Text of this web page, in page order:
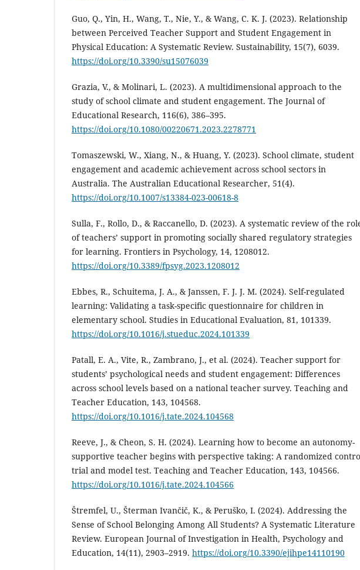
Guo, Q., Yin, H., Wang, T., Nie, Y., & Wang, C. K. J. (2023). Relationship
between Perceived Teacher Support and Student Engagement in
Physical Education: A Systematic Review. Sustainability, 15(7), 6039.
https://doi.org/10.3390/su15076039
Grazia, V., & Molinari, L. (2023). A multidimensional approach to the
study of school climate and student engagement. The Journal of
Educational Research, 116(6), 386–395.
https://doi.org/10.1080/00220671.2023.2278771
Tomaszewski, W., Xiang, N., & Huang, Y. (2023). School climate, student
engagement and academic achievement across school sectors in
Australia. The Australian Educational Researcher, 51(4).
https://doi.org/10.1007/s13384-023-00618-8
Sulla, F., Rollo, D., & Raccanello, D. (2023). A systematic review of the
of teachers’ support in promoting socially shared regulatory strategies
for learning. Frontiers in Psychology, 14, 1208012.
https://doi.org/10.3389/fpsyg.2023.1208012
Ebbes, R., Schuitema, J. A., & Janssen, F. J. J. M. (2024). Self-regulated
learning: Validating a task-specific questionnaire for children in
elementary school. Studies in Educational Evaluation, 81, 101339.
https://doi.org/10.1016/j.stueduc.2024.101339
Patall, E. A., Vite, R., Zambrano, J., et al. (2024). Teacher support for
students’ psychological needs and student engagement: Differences
across school levels based on a national teacher survey. Teaching and
Teacher Education, 143, 104568.
https://doi.org/10.1016/j.tate.2024.104568
Reeve, J., & Cheon, S. H. (2024). Learning how to become an autonomy-
supportive teacher begins with perspective taking: A randomized
trial and model test. Teaching and Teacher Education, 143, 104566.
https://doi.org/10.1016/j.tate.2024.104566
Štremfel, U., Šterman Ivančič, K., & Peruško, I. (2024). Addressing the
Sense of School Belonging Among All Students? A Systematic Literature
Review. European Journal of Investigation in Health, Psychology and
Education, 14(11), 2903–2919. https://doi.org/10.3390/ejihpe14110190